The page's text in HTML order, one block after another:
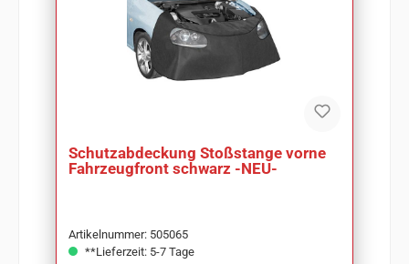
Schutzabdeckung Stoßstange vorne
Fahrzeugfront schwarz -NEU-
Artikelnummer: 505065
**Lieferzeit: 5-7 Tage